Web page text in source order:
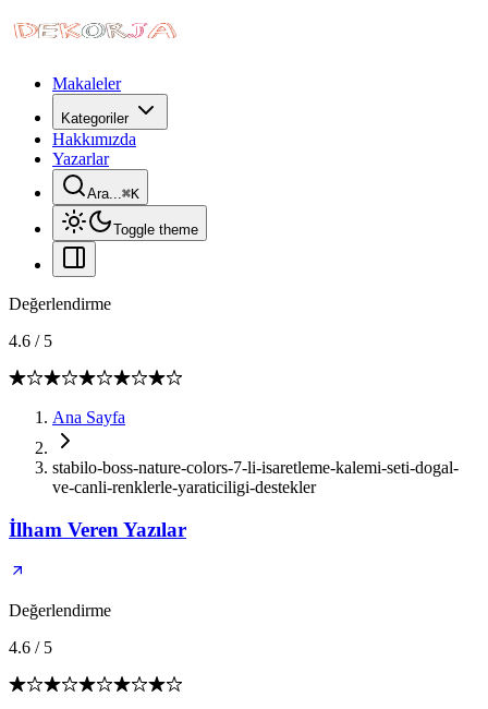
Makaleler
Kategoriler
Hakkımızda
Yazarlar
Ara...⌘K
Toggle theme
Değerlendirme
4.6 / 5
Ana Sayfa
stabilo-boss-nature-colors-7-li-isaretleme-kalemi-seti-dogal-
ve-canli-renklerle-yaraticiligi-destekler
İlham Veren Yazılar
Değerlendirme
4.6 / 5